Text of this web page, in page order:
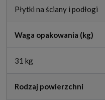
Płytki na ściany i podłogi
Waga opakowania (kg)
31 kg
Rodzaj powierzchni